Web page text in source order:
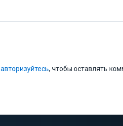
авторизуйтесь, чтобы оставлять